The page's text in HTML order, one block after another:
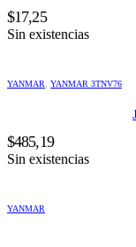
$17,25
Sin existencias
YANMAR YANMAR 3TNV76
$485,19
Sin existencias
YANMAR